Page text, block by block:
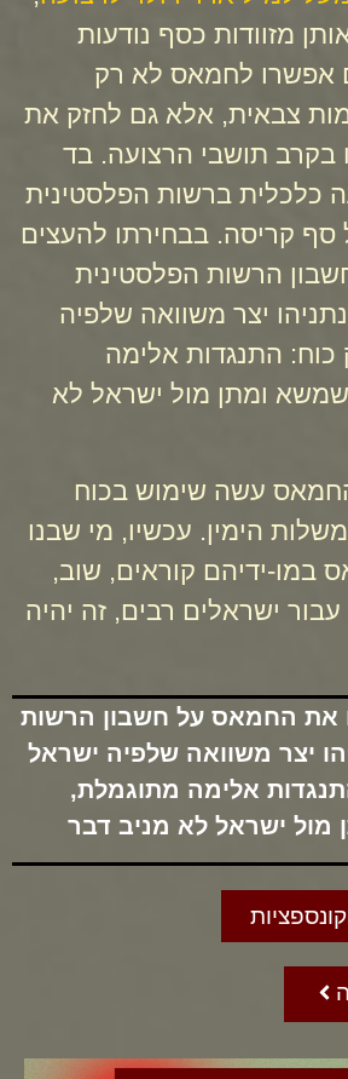
מזוודות כסף נודעות
אפשרו לחמאס לא רק
צבאית, אלא גם לחזק את
בקרב תושבי הרצועה. בד
כלכלית ברשות הפלסטינית
סף קריסה. בבחירתו להעצים
הרשות הפלסטינית
יצר משוואה שלפיה
כוח: התנגדות אלימה
ומתן מול ישראל לא
החמאס עשה שימוש בכוח
הימין. עכשיו, מי שבנו
במו-ידיהם קוראים, שוב,
ישראלים רבים, זה יהיה
את החמאס על חשבון הרשות
יצר משוואה שלפיה ישראל
אלימה מתוגמלת,
מול ישראל לא מניב דבר